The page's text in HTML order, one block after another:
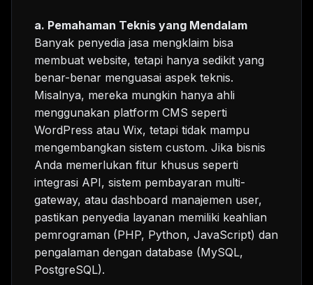
a. Pemahaman Teknis yang Mendalam
Banyak penyedia jasa mengklaim bisa
membuat website, tetapi hanya sedikit yang
benar-benar menguasai aspek teknis.
Misalnya, mereka mungkin hanya ahli
menggunakan platform CMS seperti
WordPress atau Wix, tetapi tidak mampu
mengembangkan sistem custom. Jika bisnis
Anda memerlukan fitur khusus seperti
integrasi API, sistem pembayaran multi-
gateway, atau dashboard manajemen user,
pastikan penyedia layanan memiliki keahlian
pemrograman (PHP, Python, JavaScript) dan
pengalaman dengan database (MySQL,
PostgreSQL).